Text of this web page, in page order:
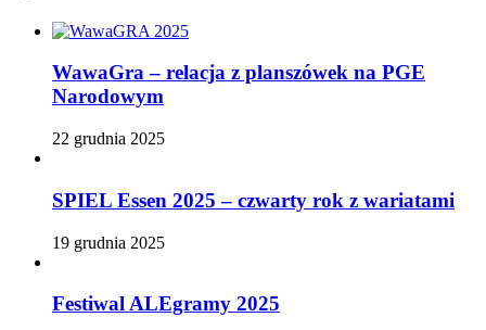
WawaGra – relacja z planszówek na PGE
Narodowym
22 grudnia 2025
SPIEL Essen 2025 – czwarty rok z wariatami
19 grudnia 2025
Festiwal ALEgramy 2025